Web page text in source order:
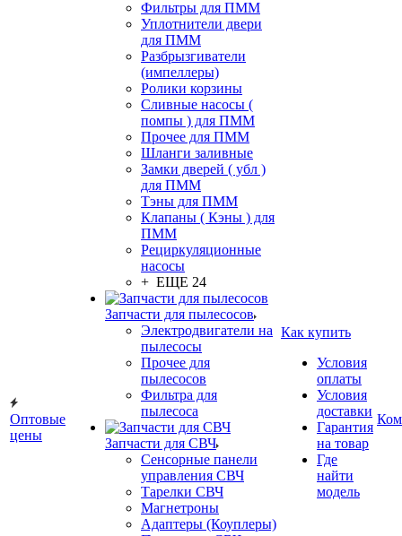
Оптовые
цены
Фильтры для ПММ
Уплотнители двери
для ПММ
Разбрызгиватели
(импеллеры)
Ролики корзины
Сливные насосы (
помпы ) для ПММ
Прочее для ПММ
Шланги заливные
Замки дверей ( убл )
для ПММ
Тэны для ПММ
Клапаны ( Кэны ) для
ПММ
Рециркуляционные
насосы
+ ЕЩЕ 24
Запчасти для пылесосов
Электродвигатели на
пылесосы
Прочее для
пылесосов
Фильтра для
пылесоса
Запчасти для СВЧ
Сенсорные панели
управления СВЧ
Тарелки СВЧ
Магнетроны
Адаптеры (Коуплеры)
Как купить
Условия
оплаты
Условия
доставки
Гарантия
на товар
Где
найти
модель